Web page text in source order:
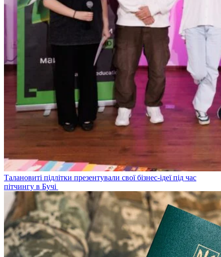
Талановиті підлітки презентували свої бізнес-ідеї під час
пітчингу в Бучі